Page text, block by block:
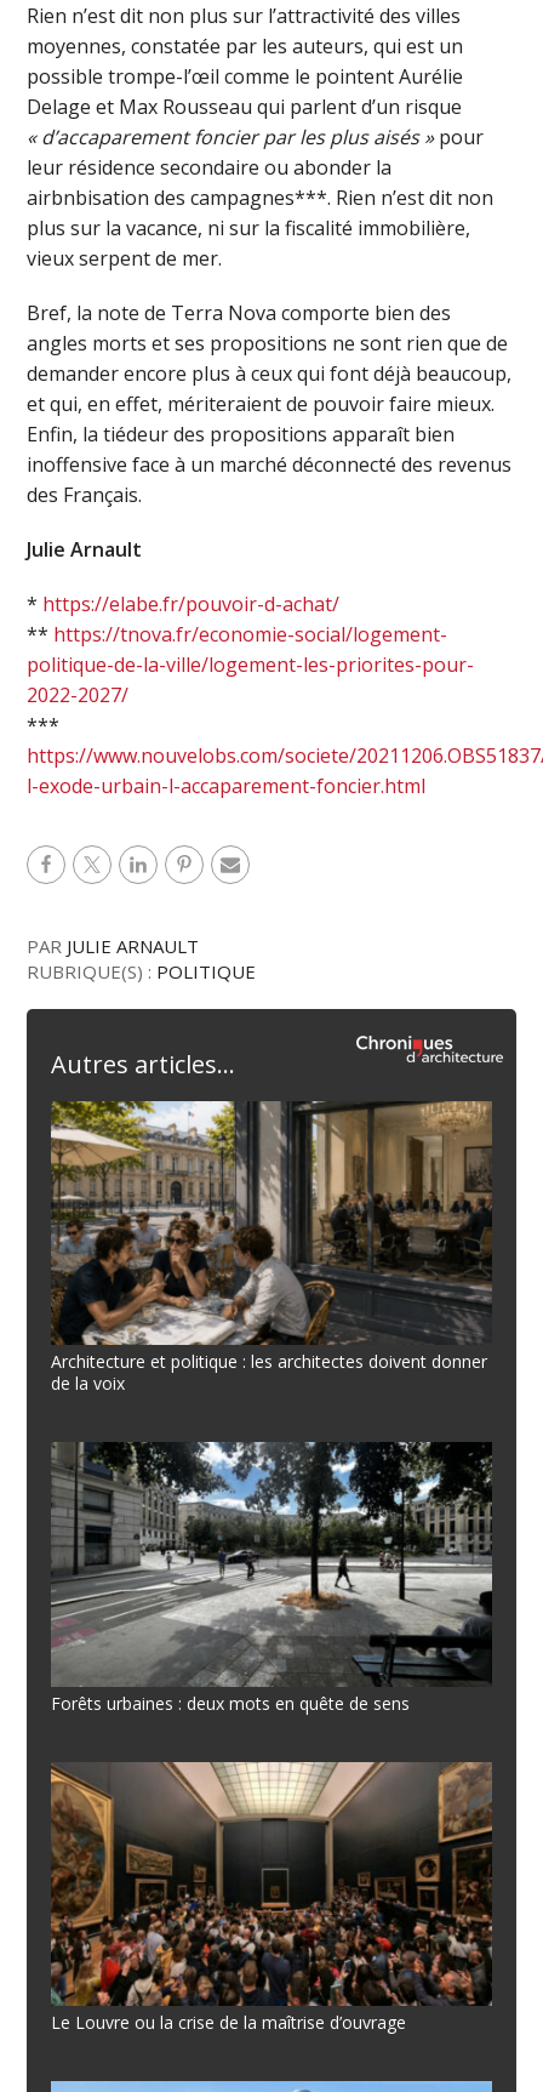
Rien n’est dit non plus sur l’attractivité des villes
moyennes, constatée par les auteurs, qui est un
possible trompe-l’œil comme le pointent Aurélie
Delage et Max Rousseau qui parlent d’un risque
« d’accaparement foncier par les plus aisés »pour
leur résidence secondaire ou abonder la
airbnbisation des campagnes***. Rien n’est dit non
plus sur la vacance, ni sur la fiscalité immobilière,
vieux serpent de mer.
Bref, la note de Terra Nova comporte bien des
angles morts et ses propositions ne sont rien que de
demander encore plus à ceux qui font déjà beaucoup,
et qui, en effet, mériteraient de pouvoir faire mieux.
Enfin, la tiédeur des propositions apparaît bien
inoffensive face à un marché déconnecté des revenus
des Français.
Julie Arnault
* https://elabe.fr/pouvoir-d-achat/
** https://tnova.fr/economie-social/logement-
politique-de-la-ville/logement-les-priorites-pour-
2022-2027/
***
https://www.nouvelobs.com/societe/
l-exode-urbain-l-accaparement-foncier.html
PAR JULIE ARNAULT
RUBRIQUE(S) : POLITIQUE
Autres articles...
Architecture et politique : les architectes doivent donner
de la voix
Forêts urbaines : deux mots en quête de sens
Le Louvre ou la crise de la maîtrise d’ouvrage